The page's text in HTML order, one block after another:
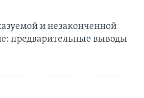
и незаконченной
предварительные выводы